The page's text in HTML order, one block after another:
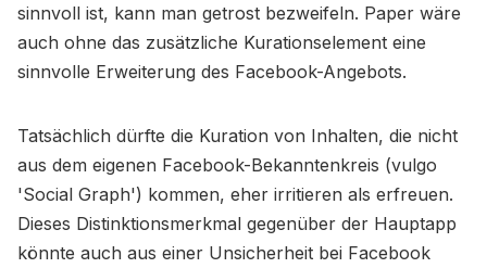
sinnvoll ist, kann man getrost bezweifeln. Paper wäre
auch ohne das zusätzliche Kurationselement eine
sinnvolle Erweiterung des Facebook-Angebots.
Tatsächlich dürfte die Kuration von Inhalten, die nicht
aus dem eigenen Facebook-Bekanntenkreis (vulgo
'Social Graph') kommen, eher irritieren als erfreuen.
Dieses Distinktionsmerkmal gegenüber der Hauptapp
könnte auch aus einer Unsicherheit bei Facebook